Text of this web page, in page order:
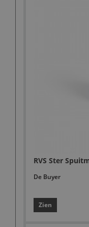
RVS Ster
De Buyer
Zien